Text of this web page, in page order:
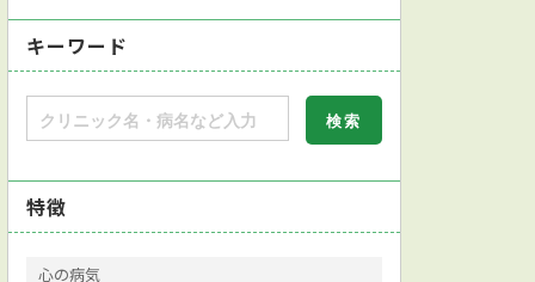
キーワード
特徴
心の病気